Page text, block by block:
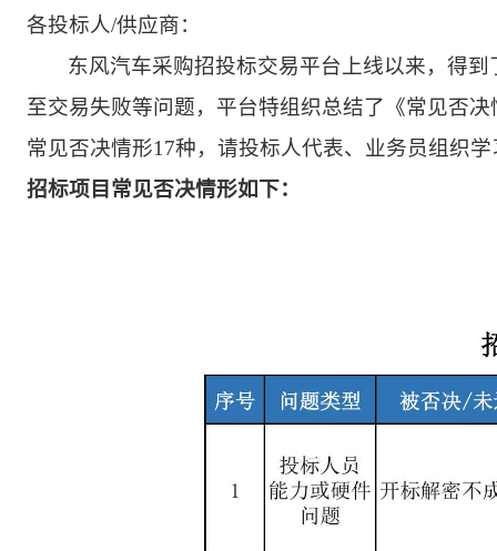
各投标人/供应商：
东风汽车采购招投标交易平台上线以来，得
至交易失败等问题，平台特组织总结了《常见否
常见否决情形1 7种，请投标人代表、业务员组织
招标项目常见否决情形如下：